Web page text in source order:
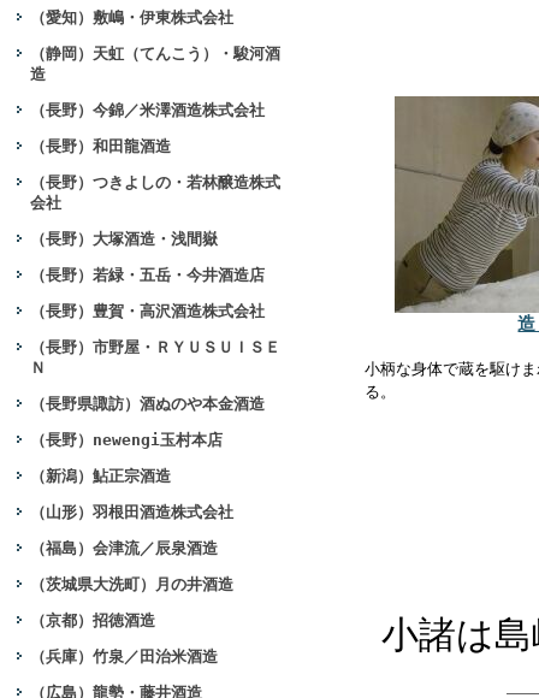
（愛知）敷嶋・伊東株式会社
（静岡）天虹（てんこう）・駿河酒
造
（長野）今錦／米澤酒造株式会社
（長野）和田龍酒造
（長野）つきよしの・若林醸造株式
会社
（長野）大塚酒造・浅間嶽
（長野）若緑・五岳・今井酒造店
（長野）豊賀・高沢酒造株式会社
（長野）市野屋・ＲＹＵＳＵＩＳＥ
Ｎ
（長野県諏訪）酒ぬのや本金酒造
（長野）newengi玉村本店
（新潟）鮎正宗酒造
（山形）羽根田酒造株式会社
（福島）会津流／辰泉酒造
（茨城県大洗町）月の井酒造
（京都）招徳酒造
（兵庫）竹泉／田治米酒造
（広島）龍勢・藤井酒造
小柄な身体で蔵を駆け
る。
小諸は